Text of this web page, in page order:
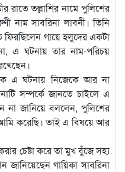
রাতে তল্লাশির নামে পুলিশের
নাম সাবরিনা লাবনী। তিনি
ফিরছিলেন গায়ে হলুদের একটা
এ ঘটনায় তার নাম-পরিচয়
এ ঘটনায় নিজেকে আর না
সম্পর্কে জানতে চাইলে এ
না জানিয়ে বললেন, পুলিশের
করেছি। তাই এ বিষয়ে আর
চেষ্টা করে তা মুখ বুঁজে সহ্য
জানিয়েছেন গায়িকা সাবরিনা